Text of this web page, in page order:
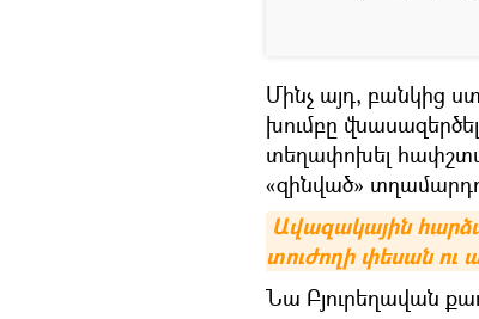
Մինչ այդ, բանկից
խումբը
տեղափոխել
«զինված»
Ավազակային
տուժողի փեսան ու
Նա Բյուրեղավան